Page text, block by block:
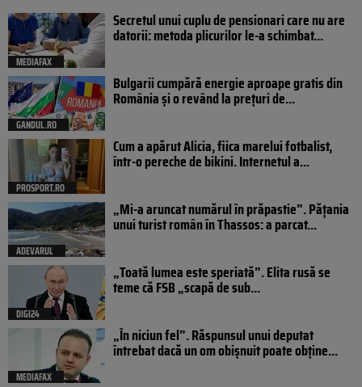
MEDIAFAX
Secretul unui cuplu de pensionari care nu are
datorii: metoda plicurilor le-a schimbat...
GANDUL.RO
Bulgarii cumpără energie aproape gratis din
România și o revând la prețuri de...
PROSPORT.RO
Cum a apărut Alicia, fiica marelui fotbalist,
într-o pereche de bikini. Internetul a...
ADEVARUL
„Mi-a aruncat numărul în prăpastie”. Pățania
unui turist român în Thassos: a parcat...
DIGI24
„Toată lumea este speriată”. Elita rusă se
teme că FSB „scapă de sub...
MEDIAFAX
„În niciun fel”. Răspunsul unui deputat
întrebat dacă un om obișnuit poate obține...